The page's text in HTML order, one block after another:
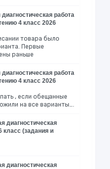
работа
4 класс 2026
товара было
Первые
раньше
работа
4 класс 2026
, если обещанные
на все варианты….
диагностическая
класс (задания и
диагностическая